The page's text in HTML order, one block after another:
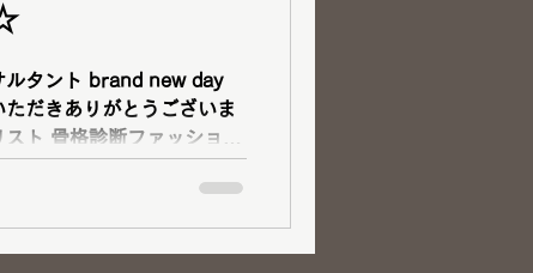
ルタント brand new day
だきありがとうございま
ト 骨格診断ファッション
ドバイザー 顔タイプメン
パレル経験から皆様の魅
をさせていただいており